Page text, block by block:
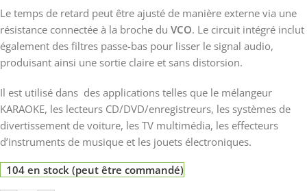
Le temps de retard peut être ajusté de manière externe via une
résistance connectée à la broche du VCO. Le circuit intégré inclut
également des filtres passe-bas pour lisser le signal audio,
produisant ainsi une sortie claire et sans distorsion.
Il est utilisé dans des applications telles que le mélangeur
KARAOKE, les lecteurs CD/DVD/enregistreurs, les systèmes de
divertissement de voiture, les TV multimédia, les effecteurs
d’instruments de musique et les jouets électroniques.
104 en stock (peut être commandé)